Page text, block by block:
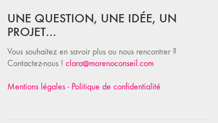
UNE QUESTION, UNE IDÉE, UN
PROJET…
Vous souhaitez en savoir plus ou nous rencontrer ?
Contactez-nous ! clara@morenoconseil.com
Mentions légales - Politique de confidentialité